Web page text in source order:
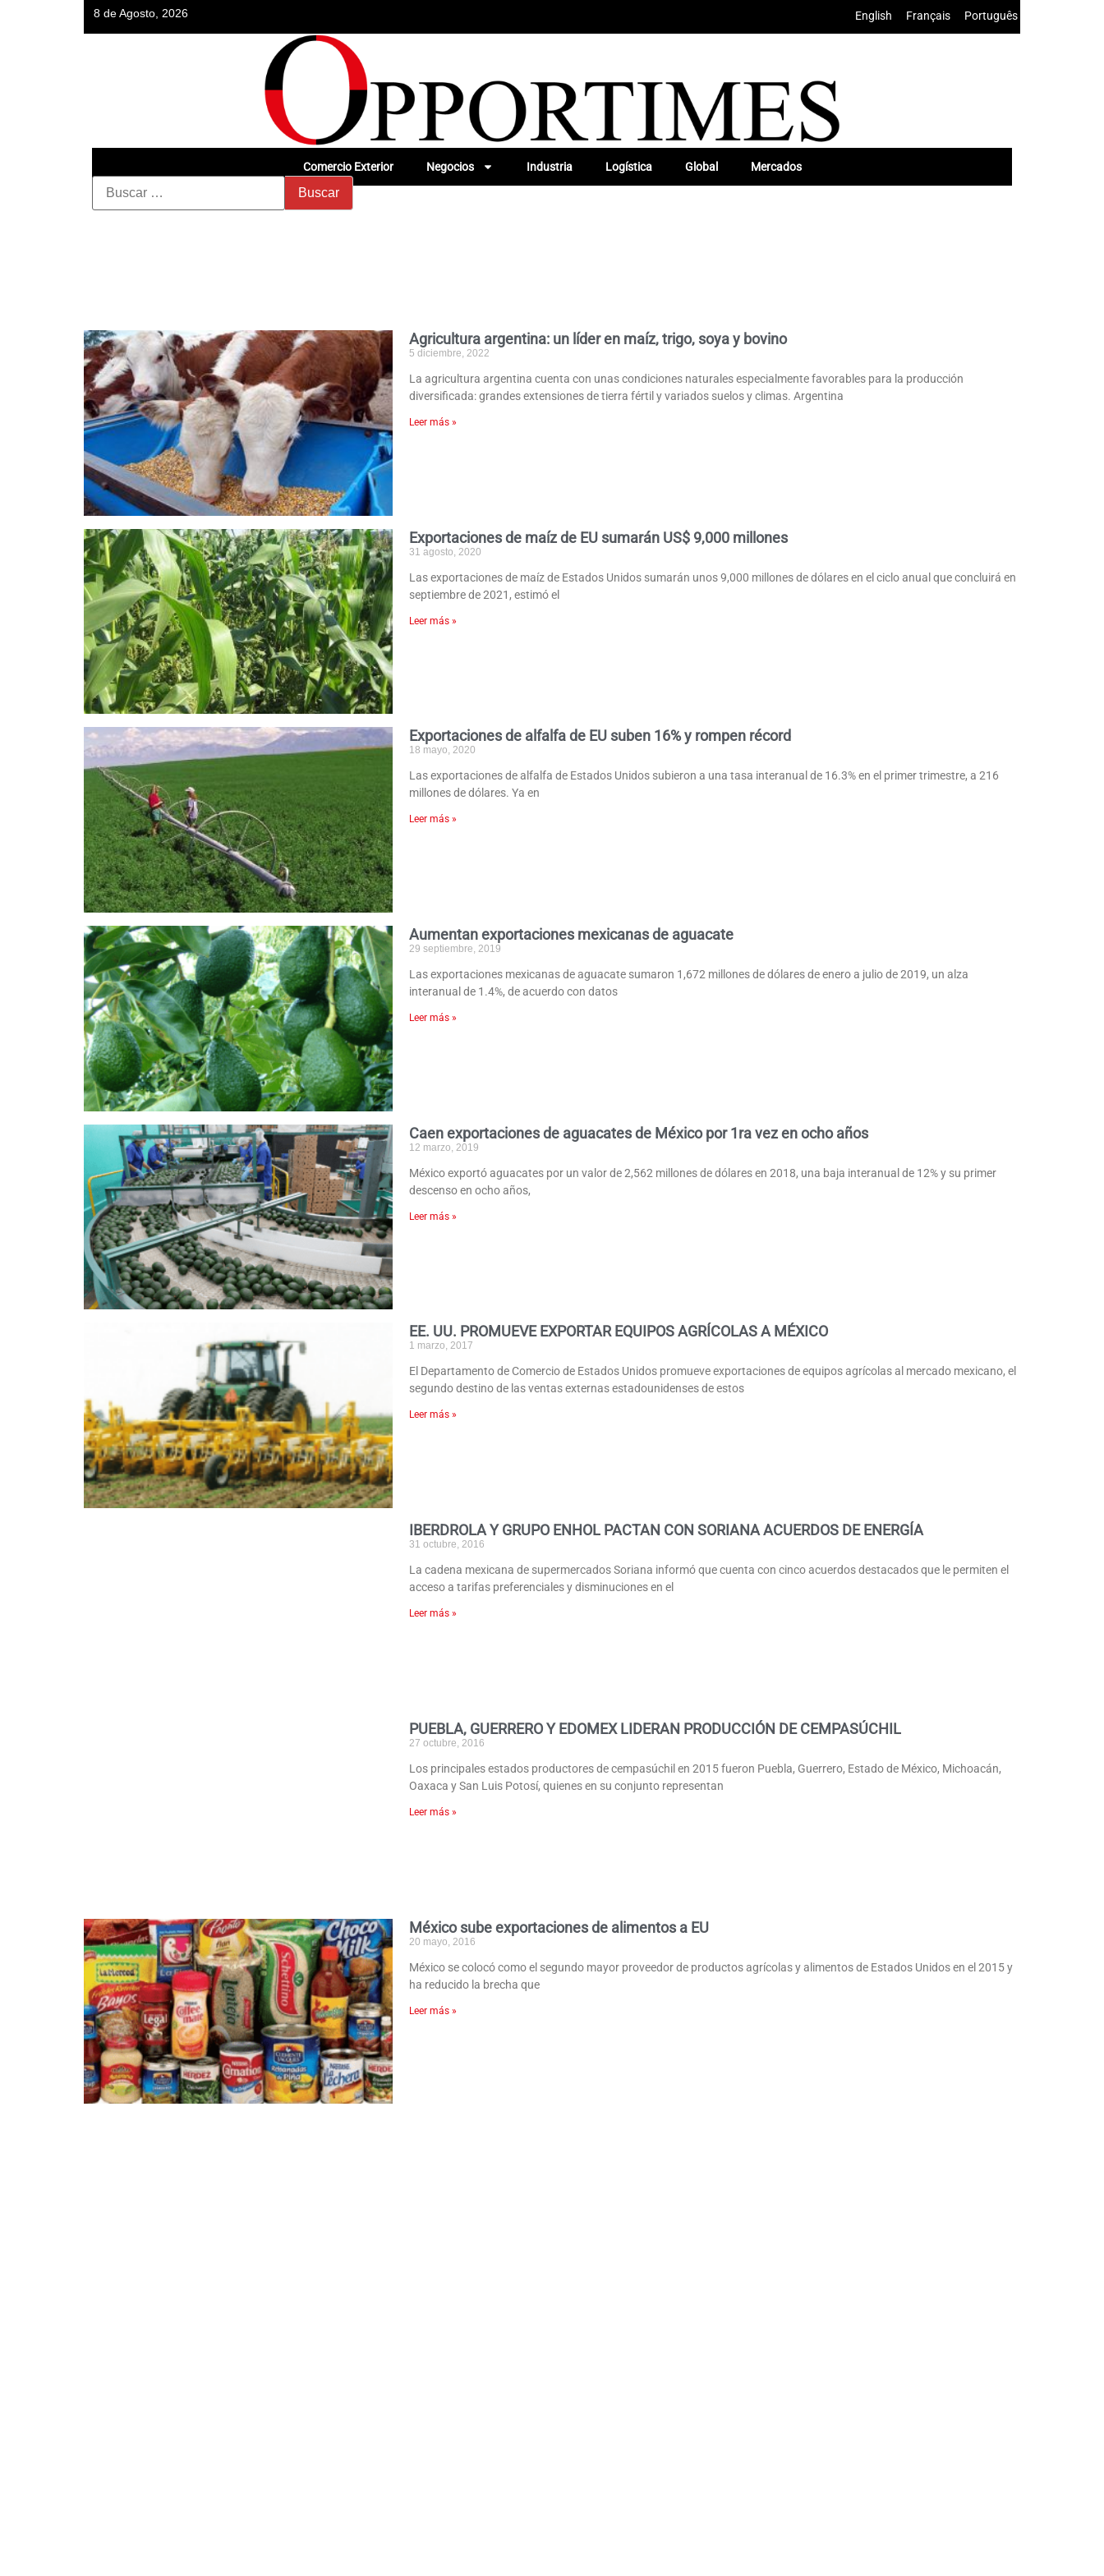
8 de Agosto, 2026 English Français Português
Comercio Exterior Negocios Industria Logística Global Mercados
Agricultura argentina: un líder en maíz, trigo, soya y bovino
5 diciembre, 2022
La agricultura argentina cuenta con unas condiciones naturales especialmente favorables para la producción
diversificada: grandes extensiones de tierra fértil y variados suelos y climas. Argentina
Leer más »
Exportaciones de maíz de EU sumarán US$ 9,000 millones
31 agosto, 2020
Las exportaciones de maíz de Estados Unidos sumarán unos 9,000 millones de dólares en el ciclo anual que concluirá en
septiembre de 2021, estimó el
Leer más »
Exportaciones de alfalfa de EU suben 16% y rompen récord
18 mayo, 2020
Las exportaciones de alfalfa de Estados Unidos subieron a una tasa interanual de 16.3% en el primer trimestre, a 216
millones de dólares. Ya en
Leer más »
Aumentan exportaciones mexicanas de aguacate
29 septiembre, 2019
Las exportaciones mexicanas de aguacate sumaron 1,672 millones de dólares de enero a julio de 2019, un alza
interanual de 1.4%, de acuerdo con datos
Leer más »
Caen exportaciones de aguacates de México por 1ra vez en ocho años
12 marzo, 2019
México exportó aguacates por un valor de 2,562 millones de dólares en 2018, una baja interanual de 12% y su primer
descenso en ocho años,
Leer más »
EE. UU. PROMUEVE EXPORTAR EQUIPOS AGRÍCOLAS A MÉXICO
1 marzo, 2017
El Departamento de Comercio de Estados Unidos promueve exportaciones de equipos agrícolas al mercado mexicano, el
segundo destino de las ventas externas estadounidenses de estos
Leer más »
IBERDROLA Y GRUPO ENHOL PACTAN CON SORIANA ACUERDOS DE ENERGÍA
31 octubre, 2016
La cadena mexicana de supermercados Soriana informó que cuenta con cinco acuerdos destacados que le permiten el
acceso a tarifas preferenciales y disminuciones en el
Leer más »
PUEBLA, GUERRERO Y EDOMEX LIDERAN PRODUCCIÓN DE CEMPASÚCHIL
27 octubre, 2016
Los principales estados productores de cempasúchil en 2015 fueron Puebla, Guerrero, Estado de México, Michoacán,
Oaxaca y San Luis Potosí, quienes en su conjunto representan
Leer más »
México sube exportaciones de alimentos a EU
20 mayo, 2016
México se colocó como el segundo mayor proveedor de productos agrícolas y alimentos de Estados Unidos en el 2015 y
ha reducido la brecha que
Leer más »